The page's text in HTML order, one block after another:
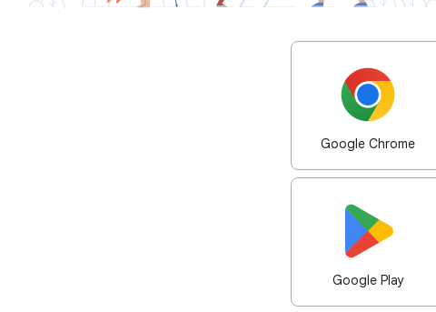
Google Chrome
Google Play